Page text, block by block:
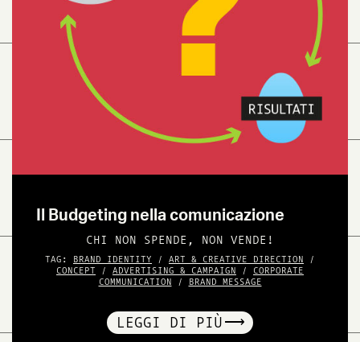
Il Budgeting nella comunicazione
CHI NON SPENDE, NON VENDE!
TAG: BRAND IDENTITY / ART & CREATIVE DIRECTION /
CONCEPT / ADVERTISING & CAMPAIGN / CORPORATE
COMMUNICATION / BRAND MESSAGE
LEGGI DI PIÙ